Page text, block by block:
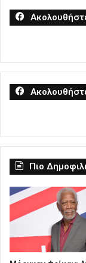
Πιο